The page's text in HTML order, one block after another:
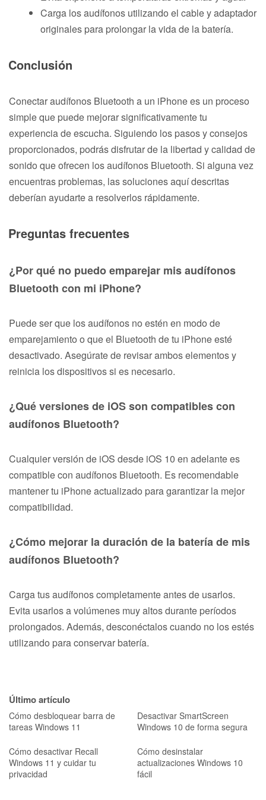
Carga los audífonos utilizando el cable y adaptador
originales para prolongar la vida de la batería.
Conclusión
Conectar audífonos Bluetooth a un iPhone es un proceso
simple que puede mejorar significativamente tu
experiencia de escucha. Siguiendo los pasos y consejos
proporcionados, podrás disfrutar de la libertad y calidad de
sonido que ofrecen los audífonos Bluetooth. Si alguna vez
encuentras problemas, las soluciones aquí descritas
deberían ayudarte a resolverlos rápidamente.
Preguntas frecuentes
¿Por qué no puedo emparejar mis audífonos
Bluetooth con mi iPhone?
Puede ser que los audífonos no estén en modo de
emparejamiento o que el Bluetooth de tu iPhone esté
desactivado. Asegúrate de revisar ambos elementos y
reinicia los dispositivos si es necesario.
¿Qué versiones de iOS son compatibles con
audífonos Bluetooth?
Cualquier versión de iOS desde iOS 10 en adelante es
compatible con audífonos Bluetooth. Es recomendable
mantener tu iPhone actualizado para garantizar la mejor
compatibilidad.
¿Cómo mejorar la duración de la batería de mis
audífonos Bluetooth?
Carga tus audífonos completamente antes de usarlos.
Evita usarlos a volúmenes muy altos durante períodos
prolongados. Además, desconéctalos cuando no los estés
utilizando para conservar batería.
Último artículo
Cómo desbloquear barra de
tareas Windows 11
Desactivar SmartScreen
Windows 10 de forma segura
Cómo desactivar Recall
Windows 11 y cuidar tu
privacidad
Cómo desinstalar
actualizaciones Windows 10
fácil